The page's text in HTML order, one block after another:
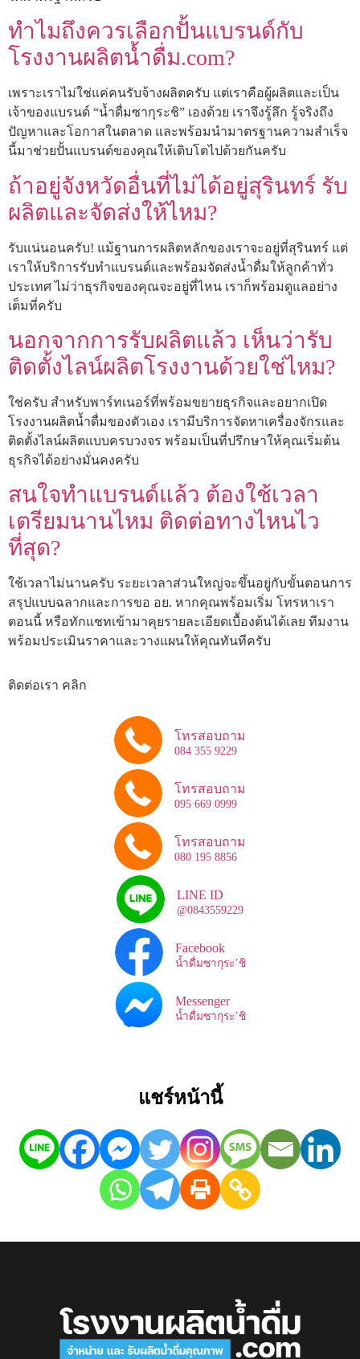
ทำไมถึงควรเลือกปั้นแบรนด์กับ
โรงงานผลิตน้ำดื่ม.com?
เพราะเราไม่ใช่แค่คนรับจ้างผลิตครับ แต่เราคือผู้ผลิตและเป็น
เจ้าของแบรนด์ “น้ำดื่มซากุระชิ” เองด้วย เราจึงรู้ลึก รู้จริงถึง
ปัญหาและโอกาสในตลาด และพร้อมนำมาตรฐานความสำเร็จ
นี้มาช่วยปั้นแบรนด์ของคุณให้เติบโตไปด้วยกันครับ
ถ้าอยู่จังหวัดอื่นที่ไม่ได้อยู่สุรินทร์ รับ
ผลิตและจัดส่งให้ไหม?
รับแน่นอนครับ! แม้ฐานการผลิตหลักของเราจะอยู่ที่สุรินทร์ แต่
เราให้บริการรับทำแบรนด์และพร้อมจัดส่งน้ำดื่มให้ลูกค้าทั่ว
ประเทศ ไม่ว่าธุรกิจของคุณจะอยู่ที่ไหน เราก็พร้อมดูแลอย่าง
เต็มที่ครับ
นอกจากการรับผลิตแล้ว เห็นว่ารับ
ติดตั้งไลน์ผลิตโรงงานด้วยใช่ไหม?
ใช่ครับ สำหรับพาร์ทเนอร์ที่พร้อมขยายธุรกิจและอยากเปิด
โรงงานผลิตน้ำดื่มของตัวเอง เรามีบริการจัดหาเครื่องจักรและ
ติดตั้งไลน์ผลิตแบบครบวงจร พร้อมเป็นที่ปรึกษาให้คุณเริ่มต้น
ธุรกิจได้อย่างมั่นคงครับ
สนใจทำแบรนด์แล้ว ต้องใช้เวลา
เตรียมนานไหม ติดต่อทางไหนไว
ที่สุด?
ใช้เวลาไม่นานครับ ระยะเวลาส่วนใหญ่จะขึ้นอยู่กับขั้นตอนการ
สรุปแบบฉลากและการขอ อย. หากคุณพร้อมเริ่ม โทรหาเรา
ตอนนี้ หรือทักแชทเข้ามาคุยรายละเอียดเบื้องต้นได้เลย ทีมงาน
พร้อมประเมินราคาและวางแผนให้คุณทันทีครับ
ติดต่อเรา คลิก
โทรสอบถาม
084 355 9229
โทรสอบถาม
095 669 0999
โทรสอบถาม
080 195 8856
LINE ID
@0843559229
Facebook
น้ำดื่มซากุระ’ชิ
Messenger
น้ำดื่มซากุระ’ชิ
แชร์หน้านี้